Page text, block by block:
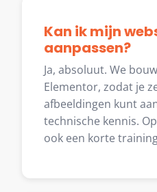
Kan ik mijn
aanpassen?
Ja, absoluut. We
Elementor, zodat je
afbeeldingen kunt
technische kennis.
ook een korte